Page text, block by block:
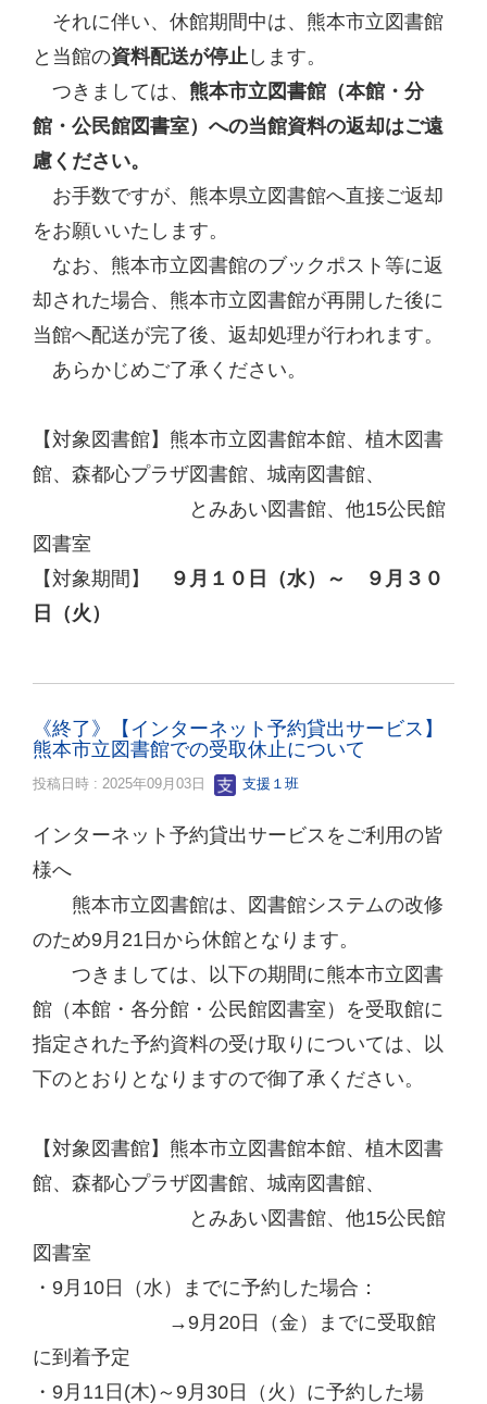
それに伴い、休館期間中は、熊本市立図書館
と当館の資料配送が停止 します。
つきましては、 熊本市立図書館（本館・分
館・公民館図書室）への当館資料の返却はご遠
慮ください。
お手数ですが、熊本県立図書館へ直接ご返却
をお願いいたします。
なお、熊本市立図書館のブックポスト等に返
却された場合、熊本市立図書館が再開した後に
当館へ配送が完了後、返却処理が行われます。
あらかじめご了承ください。
【対象図書館】熊本市立図書館本館、植木図書
館、森都心プラザ図書館、城南図書館、
とみあい図書館、他15公民館
図書室
【対象期間】
９月１０日（水）～ ９月３０
日（火）
《終了》【インターネット予約貸出サービス】
熊本市立図書館での受取休止について
投稿日時 : 2025年09月03日 支援１班
インターネット予約貸出サービスをご利用の皆
様へ
熊本市立図書館は、図書館システムの改修
のため9月21日から休館となります。
つきましては、以下の期間に熊本市立図書
館（本館・各分館・公民館図書室）を受取館に
指定された予約資料の受け取りについては、以
下のとおりとなりますので御了承ください。
【対象図書館】熊本市立図書館本館、植木図書
館、森都心プラザ図書館、城南図書館、
とみあい図書館、他15公民館
図書室
・9月10日（水）までに予約した場合：
→9月20日（金）までに受取館
に到着予定
・9月11日(木)～9月30日（火）に予約した場